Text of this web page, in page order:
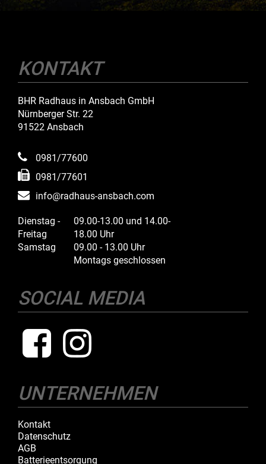
KONTAKT
BHR Radhaus in Ansbach GmbH
Nürnberger Str. 22
91522 Ansbach
0981/77600
0981/77601
info@radhaus-ansbach.com
Dienstag -
Freitag
09.00-13.00 und 14.00-
18.00 Uhr
Samstag
09.00 - 13.00 Uhr
Montags geschlossen
SOCIAL MEDIA
UNTERNEHMEN
Kontakt
Datenschutz
AGB
Batterieentsorgung